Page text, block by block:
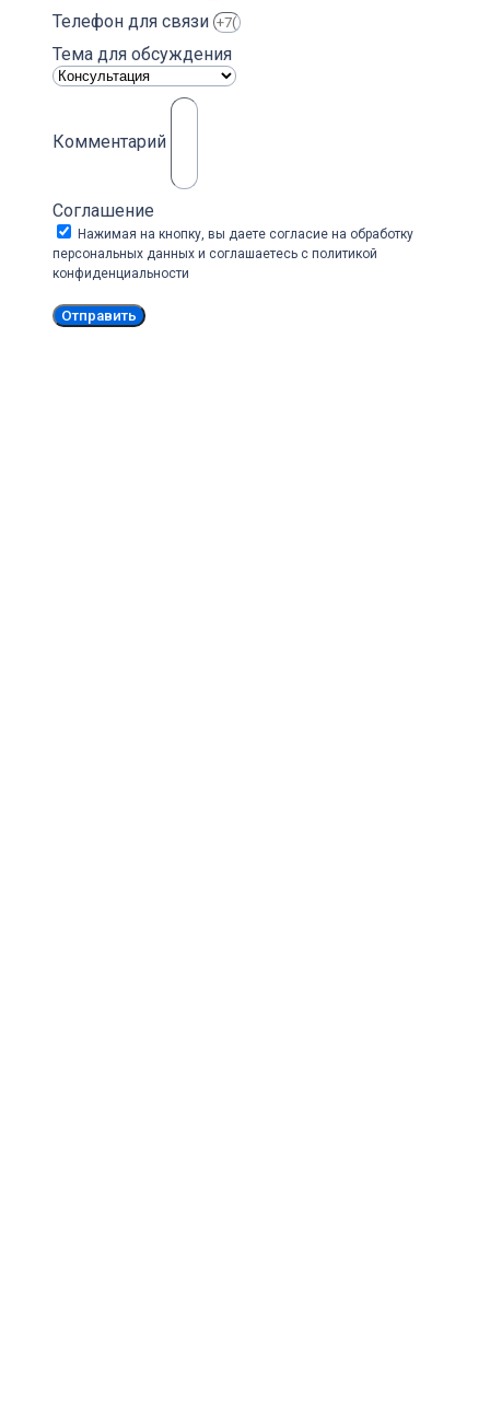
Телефон для связи
Тема для обсуждения
Комментарий
Соглашение
Нажимая на кнопку, вы даете согласие на обработку
персональных данных и соглашаетесь c политикой
конфиденциальности
Отправить